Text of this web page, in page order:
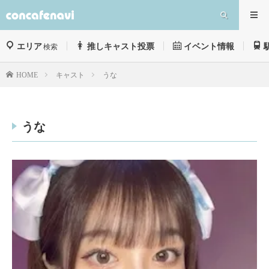
エリア検索 推しキャスト投票 イベント情報
HOME キャスト うな
うな